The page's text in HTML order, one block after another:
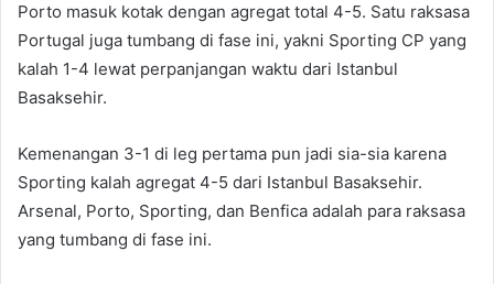
Porto masuk kotak dengan agregat total 4-5. Satu raksasa
Portugal juga tumbang di fase ini, yakni Sporting CP yang
kalah 1-4 lewat perpanjangan waktu dari Istanbul
Basaksehir.
Kemenangan 3-1 di leg pertama pun jadi sia-sia karena
Sporting kalah agregat 4-5 dari Istanbul Basaksehir.
Arsenal, Porto, Sporting, dan Benfica adalah para raksasa
yang tumbang di fase ini.